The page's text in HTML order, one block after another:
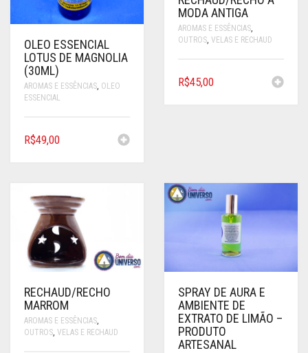
OLEO ESSENCIAL
LOTUS DE MAGNOLIA
(30ML)
AROMAS E ESSÊNCIAS, OLEO
ESSENCIAL
R$49,00
MODA ANTIGA
AROMAS E ESSÊNCIAS,
OUTROS, VELAS E RECHAUD
R$45,00
RECHAUD/RECHO
MARROM
AROMAS E ESSÊNCIAS,
OUTROS, VELAS E RECHAUD
SPRAY DE AURA E
AMBIENTE DE
EXTRATO DE LIMÃO –
PRODUTO
ARTESANAL